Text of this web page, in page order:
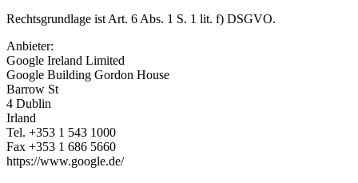
Rechtsgrundlage ist Art. 6 Abs. 1 S. 1 lit. f) DSGVO.
Anbieter:
Google Ireland Limited
Google Building Gordon House
Barrow St
4 Dublin
Irland
Tel. +353 1 543 1000
Fax +353 1 686 5660
https://www.google.de/